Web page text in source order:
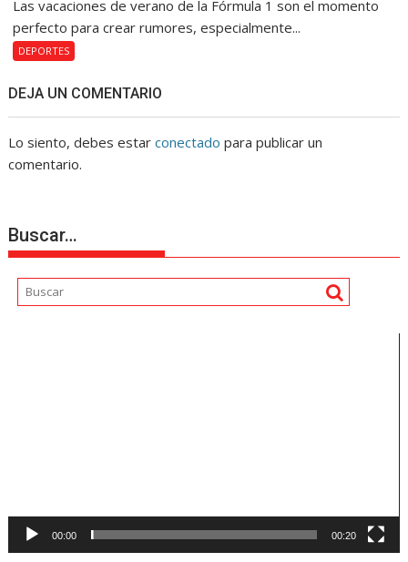
Las vacaciones de verano de la Fórmula 1 son el momento
perfecto para crear rumores, especialmente...
DEPORTES
DEJA UN COMENTARIO
Lo siento, debes estarconectado para publicar un
comentario.
Buscar…
00:00 00:20